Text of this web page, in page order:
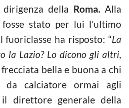
della Roma. Alla
stato per lui l’ultimo
ha risposto: “La
la Lazio? Lo dicono gli altri,
bella e buona a chi
calciatore ormai agli
il direttore generale della